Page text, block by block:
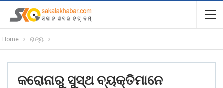
Home ରାଜ୍ୟ
କରୋନାରୁ ସୁସ୍ଥ ବ୍ୟକ୍ତିମାନେ